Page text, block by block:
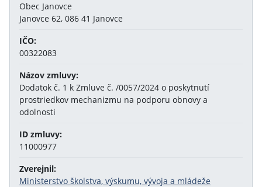
Obec Janovce
Janovce 62, 086 41 Janovce
IČO:
00322083
Názov zmluvy:
Dodatok č. 1 k Zmluve č. /0057/2024 o poskytnutí
prostriedkov mechanizmu na podporu obnovy a
odolnosti
ID zmluvy:
11000977
Zverejnil:
Ministerstvo školstva, výskumu, vývoja a mládeže